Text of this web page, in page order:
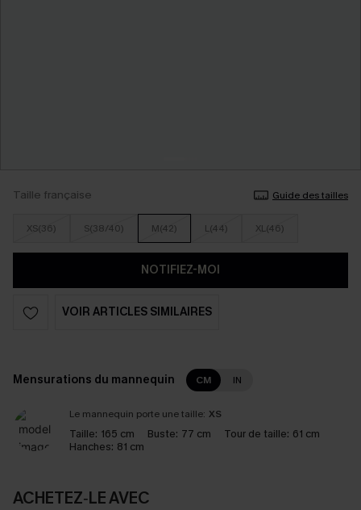
Taille française Guide des tailles
XS(36) S(38/40) M(42) L(44) XL(46)
NOTIFIEZ-MOI
VOIR ARTICLES SIMILAIRES
Mensurations du mannequin CM IN
Le mannequin porte une taille: XS
Taille: 165 cm Buste: 77 cm Tour de taille: 61 cm
Hanches: 81 cm
ACHETEZ‑LE AVEC